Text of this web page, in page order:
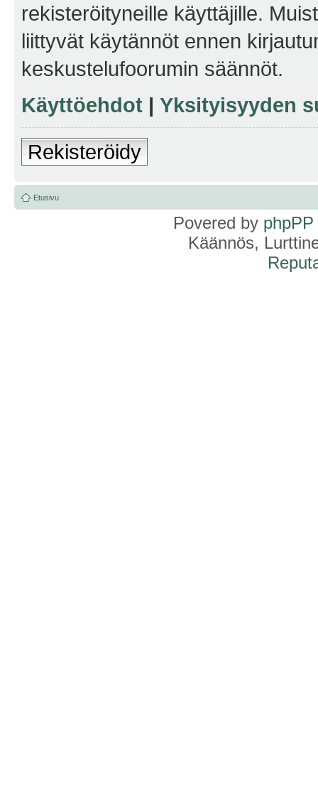
rekisteröityneille käyttäjille.
liittyvät käytännöt ennen
keskustelufoorumin säännöt.
Käyttöehdot | Yksityisyyden
Rekisteröidy
Etusivu
Povered by phpPP
Käännös,